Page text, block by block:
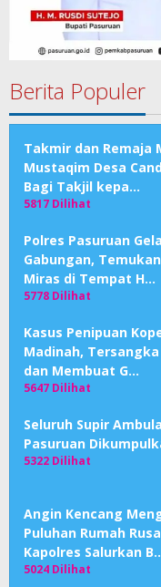
Berita Populer
Takmir dan Remaja
Mustaqim Desa
Bagi Takjil kepa…
5817 Dilihat
Polres Pasuruan
Gabungan,
Miras di Tempat H…
5778 Dilihat
Kasus Penipuan
Madinah,
dan Membuat G…
5647 Dilihat
Seluruh Supir
Pasuruan
5322 Dilihat
Angin Kencang
Puluhan Rumah
Kapolres Salurkan
5024 Dilihat